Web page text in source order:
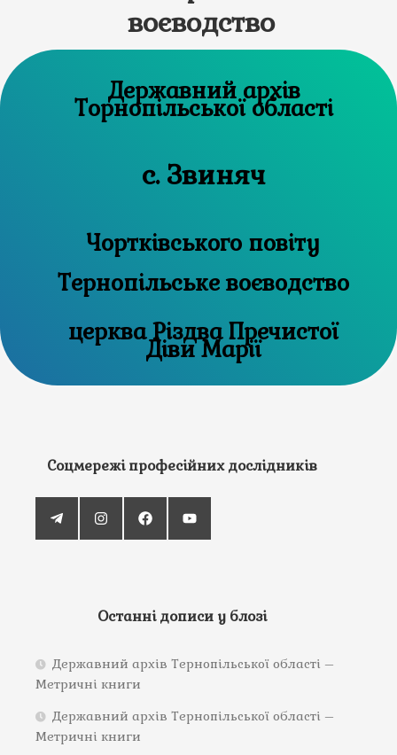
воєводство
Державний архів
Торнопільської області
с. Звиняч
Чортківського повіту
Тернопільське воєводство
церква Різдва Пречистої
Діви Марії
Соцмережі професійних дослідників
Останні дописи у блозі
Державний архів Тернопільської області –
Метричні книги
Державний архів Тернопільської області –
Метричні книги